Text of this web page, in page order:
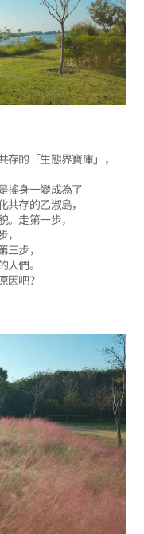
的「生態界寶庫」，
搖身一變成為了
共存的乙淑島，
走第一步，
步，
們。
因吧？